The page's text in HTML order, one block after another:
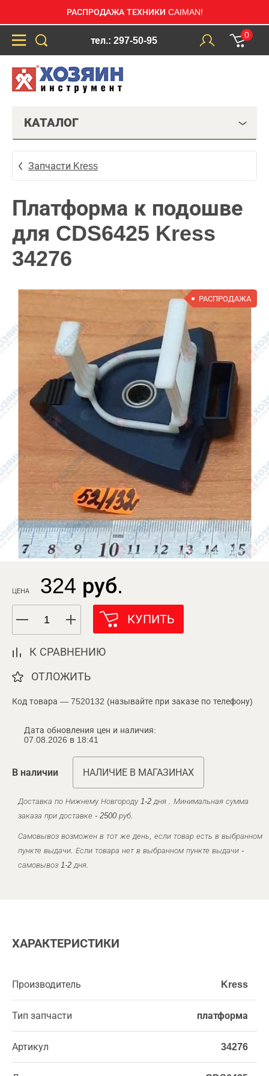
РАСПРОДАЖА ТЕХНИКИ CAIMAN!
тел.: 297-50-95
0
КАТАЛОГ
Запчасти Kress
Платформа к подошве
для CDS6425 Kress
34276
РАСПРОДАЖА
ЦЕНА 324 руб.
КУПИТЬ
К СРАВНЕНИЮ
ОТЛОЖИТЬ
Код товара — 7520132 (называйте при заказе по телефону)
Дата обновления цен и наличия:
07.08.2026 в 18:41
В наличии НАЛИЧИЕ В МАГАЗИНАХ
Доставка по Нижнему Новгороду 1-2 дня . Минимальная сумма
заказа при доставке - 2500 руб.
Самовывоз возможен в тот же день, если товар есть в выбранном
пункте выдачи. Если товара нет в выбранном пункте выдачи -
самовывоз 1-2 дня.
ХАРАКТЕРИСТИКИ
Производитель Kress
Тип запчасти платформа
Артикул 34276